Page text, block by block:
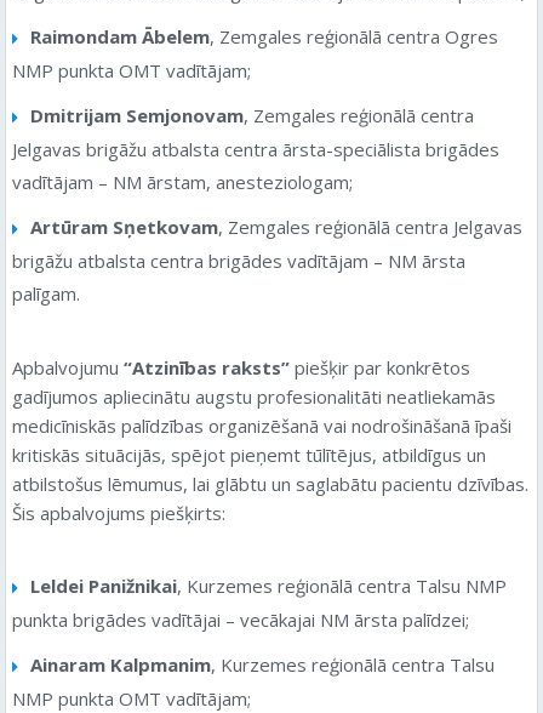
Raimondam Ābelem, Zemgales reģionālā centra Ogres
NMP punkta OMT vadītājam;
Dmitrijam Semjonovam, Zemgales reģionālā centra
Jelgavas brigāžu atbalsta centra ārsta-speciālista brigādes
vadītājam – NM ārstam, anesteziologam;
Artūram Sņetkovam, Zemgales reģionālā centra Jelgavas
brigāžu atbalsta centra brigādes vadītājam – NM ārsta
palīgam.
Apbalvojumu “Atzinības raksts” piešķir par konkrētos
gadījumos apliecinātu augstu profesionalitāti neatliekamās
medicīniskās palīdzības organizēšanā vai nodrošināšanā īpaši
kritiskās situācijās, spējot pieņemt tūlītējus, atbildīgus un
atbilstošus lēmumus, lai glābtu un saglabātu pacientu dzīvības.
Šis apbalvojums piešķirts:
Leldei Panižnikai, Kurzemes reģionālā centra Talsu NMP
punkta brigādes vadītājai – vecākajai NM ārsta palīdzei;
Ainaram Kalpmanim, Kurzemes reģionālā centra Talsu
NMP punkta OMT vadītājam;